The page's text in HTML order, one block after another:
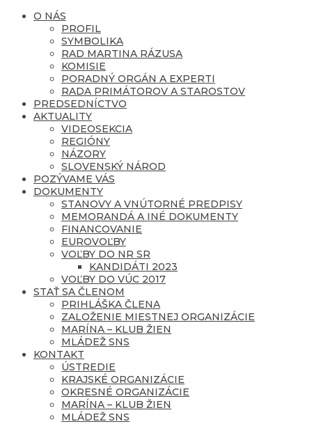
O NÁS
PROFIL
SYMBOLIKA
RAD MARTINA RÁZUSA
KOMISIE
PORADNÝ ORGÁN A EXPERTI
RADA PRIMÁTOROV A STAROSTOV
PREDSEDNÍCTVO
AKTUALITY
VIDEOSEKCIA
REGIÓNY
NÁZORY
SLOVENSKÝ NÁROD
POZÝVAME VÁS
DOKUMENTY
STANOVY A VNÚTORNÉ PREDPISY
MEMORANDÁ A INÉ DOKUMENTY
FINANCOVANIE
EUROVOĽBY
VOĽBY DO NR SR
KANDIDÁTI 2023
VOĽBY DO VÚC 2017
STAŤ SA ČLENOM
PRIHLÁŠKA ČLENA
ZALOŽENIE MIESTNEJ ORGANIZÁCIE
MARÍNA – KLUB ŽIEN
MLÁDEŽ SNS
KONTAKT
ÚSTREDIE
KRAJSKÉ ORGANIZÁCIE
OKRESNÉ ORGANIZÁCIE
MARÍNA – KLUB ŽIEN
MLÁDEŽ SNS